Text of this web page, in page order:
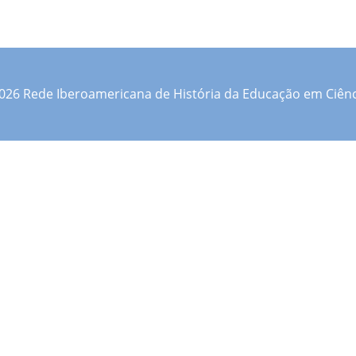
Rede Iberoamericana de História da Educação em